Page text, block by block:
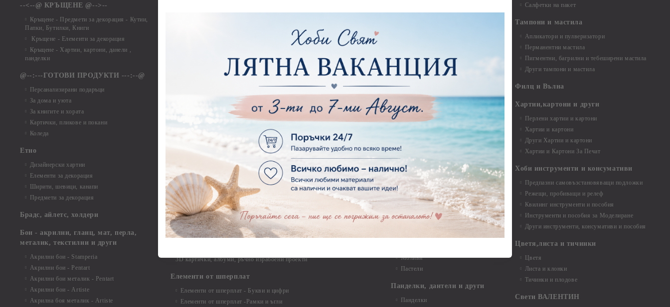
--<--@ КРЪЩЕНЕ @-->--
Кръщене - Предмети за декорация - Кутии,
Папки, Бутилки, Книги
Кръщене - Елементи за декорация
Кръщене - Хартии, картони, данели ,
панделки
@--:---ГОТОВИ ПРОДУКТИ ---:--@
Персанализирани подаръци
За дома и уюта
За книгите и хората
Картички, пликове и покани
Коледа
Етно
Дизайнерски хартии
Елементи за декорация
Ширити, шевици, канапи
Предмети за декорация
Брадс, айлетс, холдери
Бои - акрилни, гланц, мат, перла,
металик, текстилни и други
Акрилни бои - Stamperia
Акрилни бои - Pentart
Акрилни бои металик - Pentart
Акрилни бои - Artiste
Акрилна боя металик - Artiste
Елементи то хартия - Такове, табелки, етикети
Елементи от хартия - Готови композиции
Елементи от хартия - Микс елементи
Елементи от хартия - Коледа и Зима
Елементи от бирен картон
Елементи от бирен картон - Декоративни рамки
Елементи от бирен картон - Надписи на български
Елементи от бирен картон - Ъгли и орнаменти
Елементи от бирен картон - Сватба
Елементи от бирен картон - Училище, Дипломиране и Завършване
Елементи от бирен картон - Бебшки и Детски елементи
Елементи от бирен картон - Цветя и Животни
Елементи от бирен картон - Стиймпънк и Мъжки елементи
Елементи от бирен картон - Пътешестия - море, планина ,транспорт
Елементи от бирен картон - Други
Елементи от бирен картон - За миниатюри, дълбоки рамки, бебешки
съкровища и екслоадиращи кутии
Елементи от бирен картон - Коледа и Зима
Елементи от бирен картон - Тематични комплекти
3D картички, албуми, ръчно израбоени проекти
Елементи от шперплат
Елементи от шперплат - Букви и цифри
Елементи от шперплат -Рамки и ъгли
Макраме
Макраме Основи - до 6,00 см
Макраме Основи - над 15,00 см
Макраме - Други материали
Опаковки
Мебелен обков и аксесоари
Закачалки
Крака за мебели
Други аксесоари, материали и
инструменти
Моливи, маркери, химикали,
пастели и восъци
Моливи
Пастели
Панделки, дантели и други
Панделки
Салфетки на пакет
Тампони и мастила
Апликатори и пулверизатори
Перманентни мастила
Пигментни, багрилни и тебеширени мастила
Други тампони и мастила
Филц и Вълна
Хартии,картони и други
Перлени хартии и картони
Хартии и картони
Други Хартии и картони
Хартии и Картони За Печат
Хоби инструменти и консумативи
Предпазни самовъзстановяващи подложки
Режещи, пробиващи и релеф
Квилинг инструменти и пособия
Инструменти и пособия за Моделиране
Други инструменти, консумативи и пособия
Цветя,листа и тичинки
Цветя
Листа и клонки
Тичинки и плодове
Свети ВАЛЕНТИН